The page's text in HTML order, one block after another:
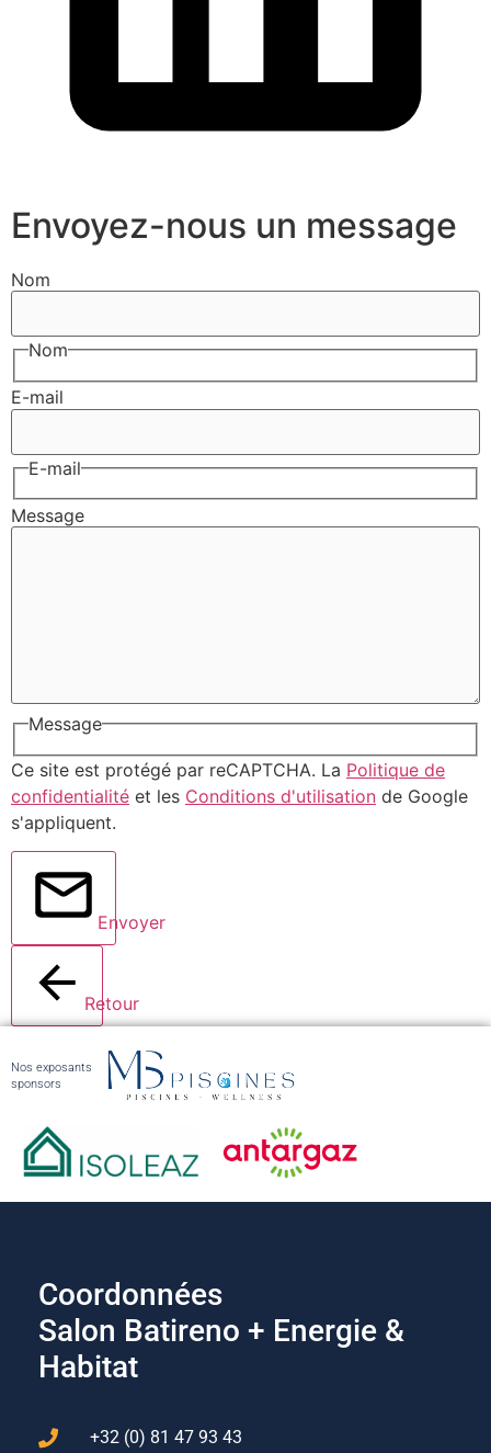
Envoyez-nous un message
Nom
Nom
E-mail
E-mail
Message
Message
Ce site est protégé par reCAPTCHA. La Politique de
confidentialité et les Conditions d'utilisation de Google
s'appliquent.
Envoyer
Retour
Nos exposants
sponsors
Coordonnées
Salon Batireno + Energie &
Habitat
+32 (0) 81 47 93 43